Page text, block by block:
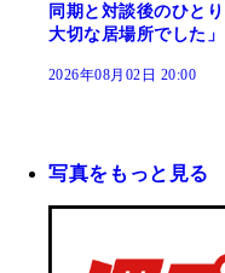
同期と対談後のひと
大切な居場所でした」
2026年08月02日 20:00
写真をもっと見る